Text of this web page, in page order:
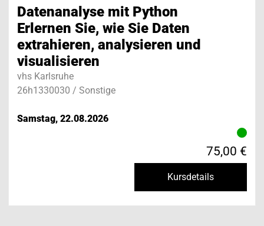
Teilnehmer und deren lebenslanges Lernen.
kontiki Kulturwerkstatt
Datenanalyse mit Python
Erlernen Sie, wie Sie Daten
extrahieren, analysieren und
visualisieren
vhs Karlsruhe
26h1330030 / Sonstige
Samstag, 22.08.2026
75,00 €
Kursdetails